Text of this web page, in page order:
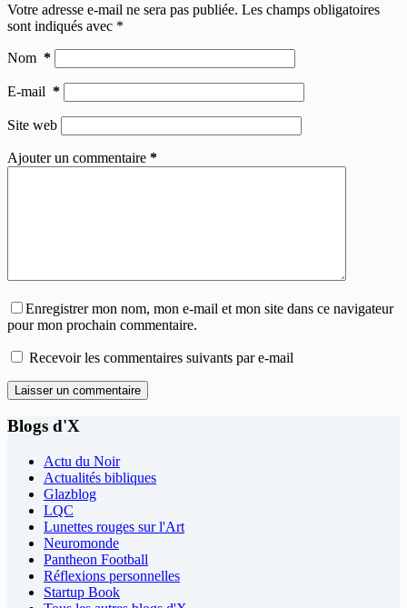
Votre adresse e-mail ne sera pas publiée. Les champs obligatoires
sont indiqués avec *
Nom *
E-mail *
Site web
Ajouter un commentaire *
Enregistrer mon nom, mon e-mail et mon site dans ce navigateur
pour mon prochain commentaire.
Recevoir les commentaires suivants par e-mail
Laisser un commentaire
Blogs d'X
Actu du Noir
Actualités bibliques
Glazblog
LQC
Lunettes rouges sur l'Art
Neuromonde
Pantheon Football
Réflexions personnelles
Startup Book